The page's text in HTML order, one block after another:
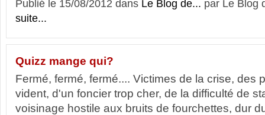
Publié le 15/08/2012 dans Le Blog de... par Le Blog
suite...
Quizz mange qui?
Fermé, fermé, fermé.... Victimes de la crise, des
vident, d'un foncier trop cher, de la difficulté de
voisinage hostile aux bruits de fourchettes, dur